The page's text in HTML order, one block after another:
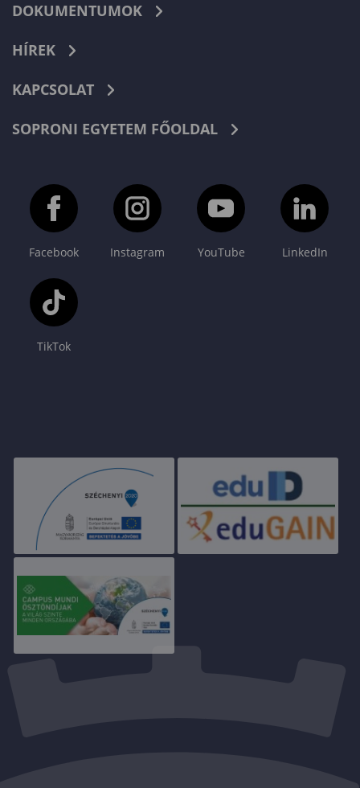
DOKUMENTUMOK
HÍREK
KAPCSOLAT
SOPRONI EGYETEM FŐOLDAL
Facebook Instagram YouTube LinkedIn
TikTok